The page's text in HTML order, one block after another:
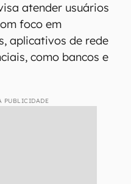
atender usuários
foco em
aplicativos de rede
como bancos e
PUBLICIDADE